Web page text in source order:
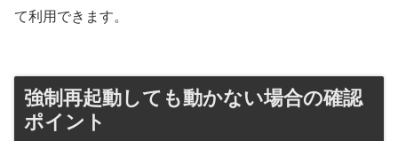
て利用できます。
強制再起動しても動かない場合の確認
ポイント